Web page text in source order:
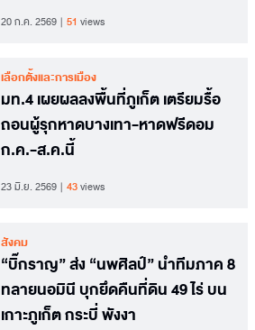
20 ก.ค. 2569 51 views
เลือกตั้งและการเมือง
มท.4 เผยผลลงพื้นที่ภูเก็ต เตรียมรื้อ
ถอนผู้รุกหาดบางเทา-หาดฟรีดอม
ก.ค.-ส.ค.นี้
23 มิ.ย. 2569 43views
สังคม
“บิ๊กราญ” ส่ง “นพศิลป์” นำทีมภาค 8
ทลายนอมินี บุกยึดคืนที่ดิน 49 ไร่ บน
เกาะภูเก็ต กระบี่ พังงา